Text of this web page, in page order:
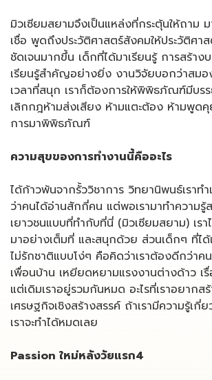
มิวเซียมสยามจึงเป็นแหล่งที่กระตุ้นให้ถาม
เชื่อ พูดถึงประวัติศาสตร์สังคมให้ประวัติศา
ชัดเจนมากขึ้น เด็กที่ได้มาเรียนรู้ การสร้าง
เรียนรู้สำคัญอย่างยิ่ง งานวิจัยบอกว่าสมอง
เวลาที่สนุก เราก็ต้องการให้พิพิธภัณฑ์มีบร
เลิกกฎห้ามส่งเสียง ห้ามแตะต้อง ห้ามพูดคุ
การมาพิพิธภัณฑ์
ความสุขของการทำงานนี้คืออะไร
ได้ก้าวพ้นจากรั้ววิชาการ วิทยานิพนธ์เราท
ว่าคนได้อ่านสักกี่คน แต่พอเรามาทำความรู้
เยาวชนแบบที่ทำกับที่นี่ (มิวเซียมสยาม) เรา
มาอย่างเต็มที่ และสนุกด้วย ส่วนเด็กๆ ที่ได้
ไม่รักชาติแบบโง่ๆ คือคิดว่าเราต้องดีกว่าคน
เพื่อนบ้าน เหยียดหยามแรงงานต่างด้าว เรื่
แต่เดิมเราอยู่รวมกันหมด อะไรที่เราอยาก
เศรษฐกิจเชิงสร้างสรรค์ ถ้าเรามีความรู้เกี่
เราจะทำได้หมดเลย
Passion ใหม่หลังวัยแรก4